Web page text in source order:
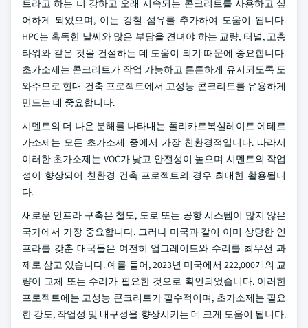
트라고 하는 더 강하고 오래 지속되는 콘크리트를 사용하고 싶
어하게 되었으며, 이는 강철 섬유를 추가하여 도움이 됩니다.
HPC는 혹독한 날씨와 많은 부담을 견뎌야 하는 교량, 터널, 고층
타워와 같은 것을 건설하는 데 도움이 되기 때문에 중요합니다.
초가소제는 콘크리트가 작업 가능하고 튼튼하게 유지되도록 도
와주므로 현대 건축 프로젝트에서 고성능 콘크리트를 유용하게
만드는 데 중요합니다.
시멘트의 더 나은 분해를 나타내는 폴리카르복실레이트 에테르
가소제는 모든 초가소제 중에서 가장 친환경적입니다. 따라서
이러한 초가소제는 VOC가 낮고 안전성이 높으며 시멘트의 작업
성이 향상되어 친환경 건축 프로젝트의 경우 최대한 활용됩니
다.
새로운 인프라 구축은 철도, 도로 또는 공항 시스템이 많지 않은
국가에서 가장 중요합니다. 그러나 미국과 같이 이미 상당한 인
프라를 갖춘 대국들은 여전히 업그레이드와 수리를 최우선 과
제로 삼고 있습니다. 예를 들어, 2023년 미국에서 222,000개의 교
량이 교체 또는 수리가 필요한 것으로 확인되었습니다. 이러한
프로젝트에는 고성능 콘크리트가 필수적이며, 초가소제는 필요
한 강도, 작업성 및 내구성을 향상시키는 데 크게 도움이 됩니다.